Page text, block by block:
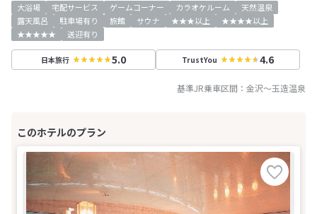
大浴場 宅配サービス ゲームコーナー カラオケルーム
天然温泉
露天風呂
駐車場有り 旅館 サウナ ★★★以上
★★★★以上
★★★★★
送迎有り
日本旅行 5.0 TrustYou 4.6
基準JR乗車区間： 金沢～玉造温泉